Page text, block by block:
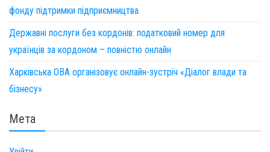
фонду підтримки підприємництва
Державні послуги без кордонів: податковий номер для
українців за кордоном – повністю онлайн
Харківська ОВА організовує онлайн-зустріч «Діалог влади та
бізнесу»
Мета